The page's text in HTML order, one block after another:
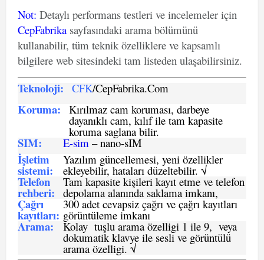
Not: Detaylı performans testleri ve incelemeler için
CepFabrika sayfasındaki arama bölümünü
kullanabilir, tüm teknik özelliklere ve kapsamlı
bilgilere web sitesindeki tam listeden ulaşabilirsiniz.
Teknoloji: CFK/CepFabrika.Com
Koruma: Kırılmaz cam koruması, darbeye
dayanıklı cam, kılıf ile tam kapasite
koruma saglana bilir.
SIM: E-sim – nano-sIM
İşletim
sistemi:
Yazılım güncellemesi, yeni özellikler
ekleyebilir, hataları düzeltebilir. √
Telefon
rehberi:
Tam kapasite kişileri kayıt etme ve telefon
depolama alanında saklama imkanı,
Çağrı
kayıtları:
300 adet cevapsiz çağrı ve çağrı kayıtları
görüntüleme imkanı
Arama: Kolay tuşlu arama özelligi 1 ile 9, veya
dokumatik klavye ile sesli ve görüntülü
arama özelligi. √